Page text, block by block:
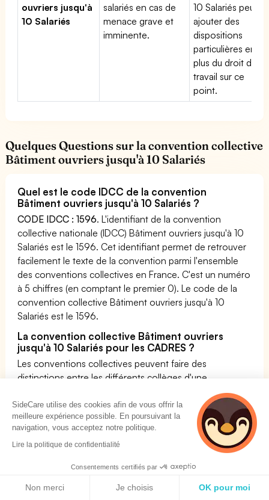
ouvriers jusqu'à
10 Salariés
salariés en cas de
menace grave et
imminente.
10 Salariés peut
ajouter des
dispositions
particulières en
plus du droit du
travail sur ce
point.
Quelques Questions sur la convention collective
Bâtiment ouvriers jusqu'à 10 Salariés
Quel est le code IDCC de la convention
Bâtiment ouvriers jusqu'à 10 Salariés ?
CODE IDCC : 1596. L'identifiant de la convention
collective nationale (IDCC) Bâtiment ouvriers jusqu'à 10
Salariés est le 1596. Cet identifiant permet de retrouver
facilement le texte de la convention parmi l'ensemble
des conventions collectives en France. C'est un numéro
à 5 chiffres (en comptant le premier 0). Le code de la
convention collective Bâtiment ouvriers jusqu'à 10
Salariés est le 1596.
La convention collective Bâtiment ouvriers
jusqu'à 10 Salariés pour les CADRES ?
Les conventions collectives peuvent faire des
distinctions entre les différents collèges d'une
entreprise. Néanmoins, les conventions collectives ne
peuvent être que mieux-disantes que le code du travail.
Ainsi, tous les cadres de la convention collective
Bâtiment ouvriers jusqu'à 10 Salariés doivent avoir une
prévoyance d'au moins 1,5 % de la tranche A de leur
jurisprudence a évolué pour la CCN Bâtiment ouvriers
jusqu'à 10 Salariés, et vous pouvez désormais dans
SideCare utilise des cookies afin de vous offrir la
meilleure expérience possible. En poursuivant la
navigation, vous acceptez notre politique.
Lire la politique de confidentialité
Consentements certifiés par
Non merci Je choisis OK pour moi